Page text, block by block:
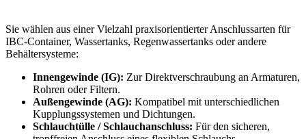
Sie wählen aus einer Vielzahl praxisorientierter Anschlussarten für
IBC-Container, Wassertanks, Regenwassertanks oder andere
Behältersysteme:
Innengewinde (IG): Zur Direktverschraubung an Armaturen,
Rohren oder Filtern.
Außengewinde (AG): Kompatibel mit unterschiedlichen
Kupplungssystemen und Dichtungen.
Schlauchtülle / Schlauchanschluss: Für den sicheren,